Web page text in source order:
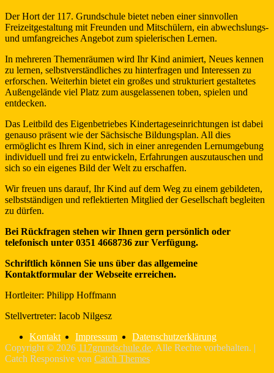
Der Hort der 117. Grundschule bietet neben einer sinnvollen
Freizeitgestaltung mit Freunden und Mitschülern, ein abwechslungs-
und umfangreiches Angebot zum spielerischen Lernen.
In mehreren Themenräumen wird Ihr Kind animiert, Neues kennen
zu lernen, selbstverständliches zu hinterfragen und Interessen zu
erforschen. Weiterhin bietet ein großes und strukturiert gestaltetes
Außengelände viel Platz zum ausgelassenen toben, spielen und
entdecken.
Das Leitbild des Eigenbetriebes Kindertageseinrichtungen ist dabei
genauso präsent wie der Sächsische Bildungsplan. All dies
ermöglicht es Ihrem Kind, sich in einer anregenden Lernumgebung
individuell und frei zu entwickeln, Erfahrungen auszutauschen und
sich so ein eigenes Bild der Welt zu erschaffen.
Wir freuen uns darauf, Ihr Kind auf dem Weg zu einem gebildeten,
selbstständigen und reflektierten Mitglied der Gesellschaft begleiten
zu dürfen.
Bei Rückfragen stehen wir Ihnen gern persönlich oder
telefonisch unter 0351 4668736 zur Verfügung.
Schriftlich können Sie uns über das allgemeine
Kontaktformular der Webseite erreichen.
Hortleiter: Philipp Hoffmann
Stellvertreter: Iacob Nilgesz
Kontakt
Impressum
Datenschutzerklärung
Copyright © 2026 117grundschule.de. Alle Rechte vorbehalten. |
Catch Responsive von Catch Themes